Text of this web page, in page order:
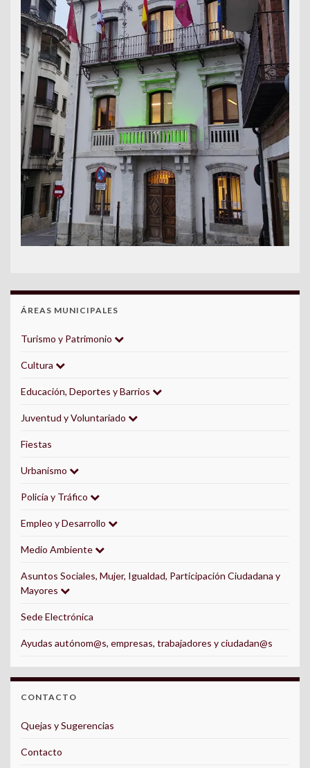
ÁREAS MUNICIPALES
Turismo y Patrimonio
Cultura
Educación, Deportes y Barrios
Juventud y Voluntariado
Fiestas
Urbanismo
Policía y Tráfico
Empleo y Desarrollo
Medio Ambiente
Asuntos Sociales, Mujer, Igualdad, Participación Ciudadana y
Mayores
Sede Electrónica
Ayudas autónom@s, empresas, trabajadores y ciudadan@s
CONTACTO
Quejas y Sugerencias
Contacto